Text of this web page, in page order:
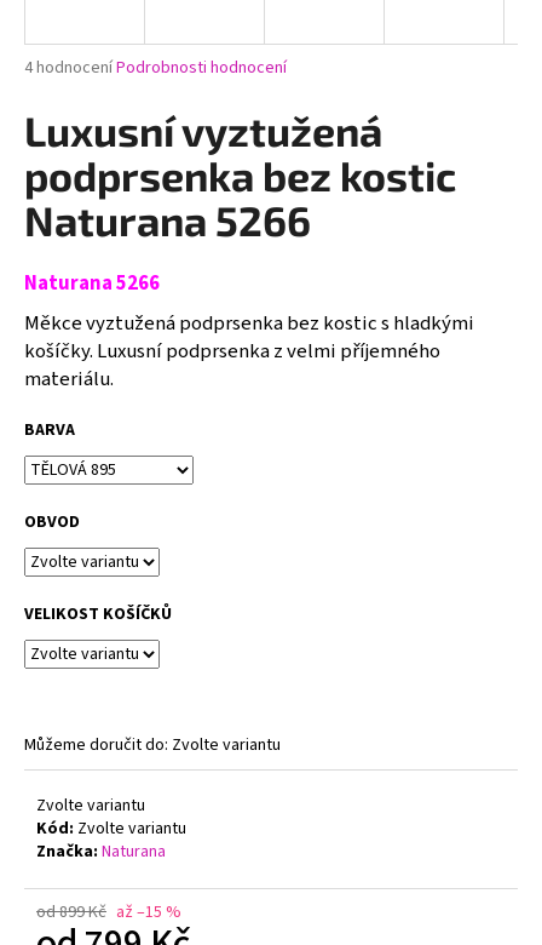
Průměrné
produktu
je
5
hvězdiček.
4 hodnoceníPodrobnosti hodnocení
Luxusní vyztužená
podprsenka bez kostic
Naturana 5266
Naturana 5266
Měkce vyztužená podprsenka bez kostic s hladkými
košíčky. Luxusní podprsenka z velmi příjemného
materiálu.
BARVA
OBVOD
VELIKOST KOŠÍČKŮ
Můžeme doručit do: Zvolte variantu
Zvolte variantu
Kód: Zvolte variantu
Značka: Naturana
od 899 Kč až –15 %
j
t
?
HLEDAT
D
p
o
r
u
č
u
e
m
ZMENŠOVACÍ
PODPRSENKA
NATURANA
5063
719
Kč
Původně: